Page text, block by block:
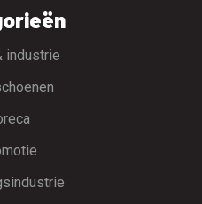
industrie